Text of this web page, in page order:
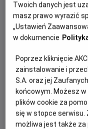
PREMIERA
20 stycznia 2023
Maciej Kawalski
OBSADA
Andrzej Seweryn,
Marcin Dorociński
Tadeusz Boy-
Malinowski budzą się
imprezie. Głowy
sytuacji nie
nieznanego
Twoich danych jest
masz prawo wyrazić
„Ustawień
w dokumencie
Poprzez kliknięcie
zainstalowanie i
S.A. oraz jej
końcowym. Możesz
plików cookie za
się w stopce serwisu.
możliwa jest także za